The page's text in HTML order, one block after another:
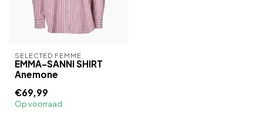
SELECTED FEMME
EMMA-SANNI SHIRT
Anemone
€69,99
Op voorraad